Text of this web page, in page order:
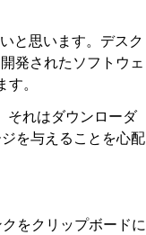
と思います。デスク
発されたソフトウェ
。
それはダウンローダ
を与えることを心配
クをクリップボードに